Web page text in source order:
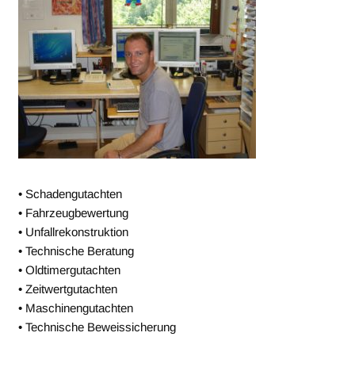
• Schadengutachten
• Fahrzeugbewertung
• Unfallrekonstruktion
• Technische Beratung
• Oldtimergutachten
• Zeitwertgutachten
• Maschinengutachten
• Technische Beweissicherung